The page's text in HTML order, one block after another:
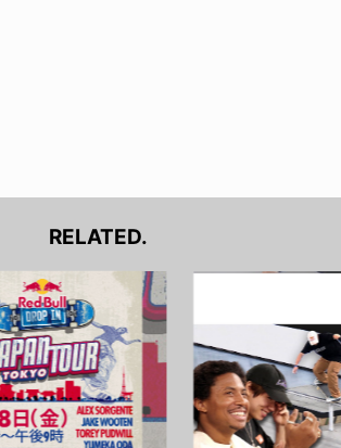
RELATED.